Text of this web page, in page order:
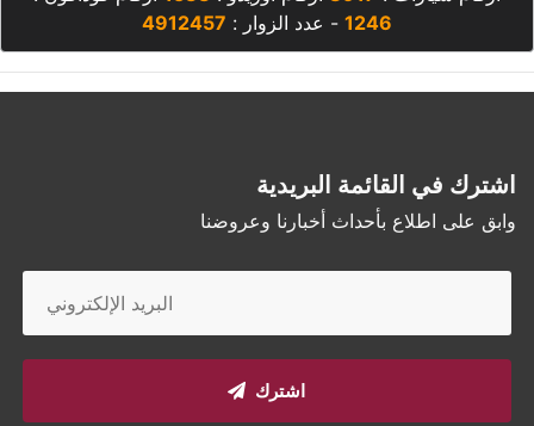
1246 - عدد الزوار : 4912457
اشترك في القائمة البريدية
وابق على اطلاع بأحداث أخبارنا وعروضنا
اشترك